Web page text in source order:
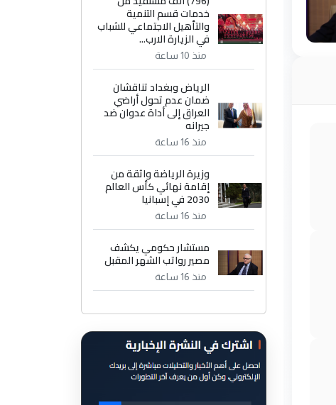
خدمات قسم التنمية
والتأهيل الاجتماعي للشباب
في الزيارة الارب...
منذ 10 ساعة
الرياض وبغداد تناقشان
ضمان عدم تحول أراضي
العراق إلى أداة عدوان ضد
جيرانه
منذ 16 ساعة
وزيرة الرياضة واثقة من
إقامة نهائي كأس العالم
2030 في إسبانيا
منذ 16 ساعة
مستشار حكومي يكشف
مصير رواتب الشهر المقبل
منذ 16 ساعة